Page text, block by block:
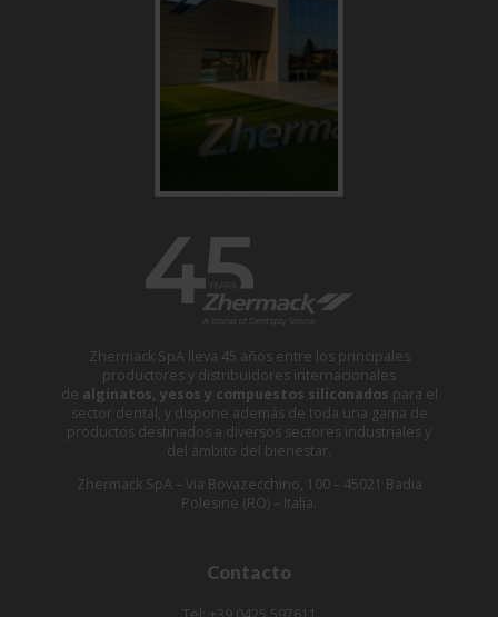
Zhermack SpA lleva 45 años entre los principales
productores y distribuidores internacionales
de alginatos, yesos y compuestos siliconados para el
sector dental, y dispone además de toda una gama de
productos destinados a diversos sectores industriales y
del ámbito del bienestar.
Zhermack SpA – Via Bovazecchino, 100 – 45021 Badia
Polesine (RO) – Italia.
Contacto